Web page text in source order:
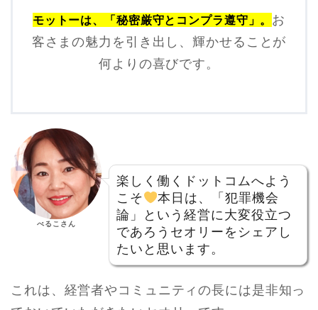
モットーは、「秘密厳守とコンプラ遵守」。 お
客さまの魅力を引き出し、輝かせることが
何よりの喜びです。
べるこさん
楽しく働くドットコムへよう
こそ
本日は、「犯罪機会
論」という経営に大変役立つ
であろうセオリーをシェアし
たいと思います。
これは、経営者やコミュニティの長には是非知っ